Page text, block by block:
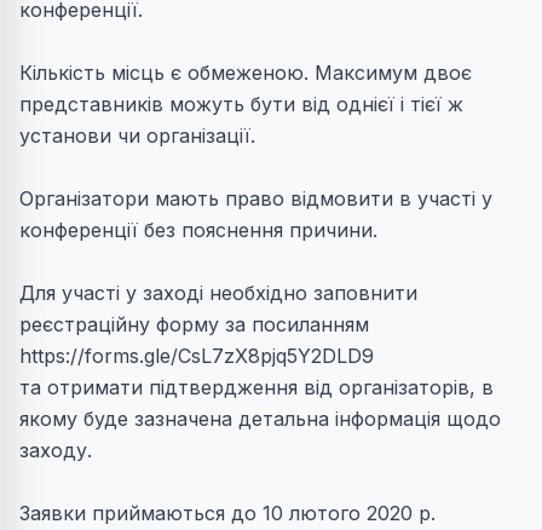
конференції.
Кількість місць є обмеженою. Максимум двоє
представників можуть бути від однієї і тієї ж
установи чи організації.
Організатори мають право відмовити в участі у
конференції без пояснення причини.
Для участі у заході необхідно заповнити
реєстраційну форму за посиланням
https://forms.gle/CsL7zX8pjq5Y2DLD9
та отримати підтвердження від організаторів, в
якому буде зазначена детальна інформація щодо
заходу.
Заявки приймаються до 10 лютого 2020 р.